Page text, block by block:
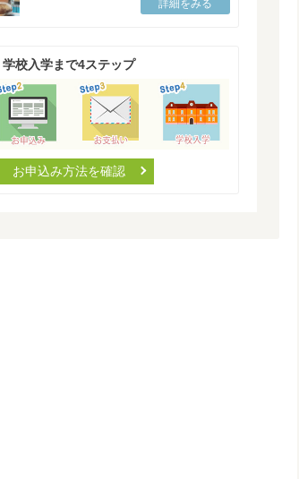
詳細をみる
学校入学まで4ステップ
お申込み方法を確認